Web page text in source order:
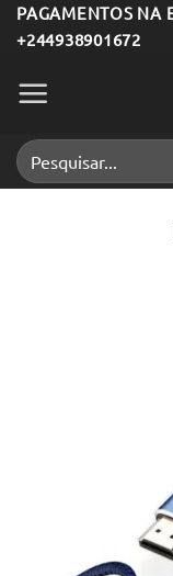
Skip
to
content
PAGAMENTOS NA
+244938901672
Pesquisar
por: